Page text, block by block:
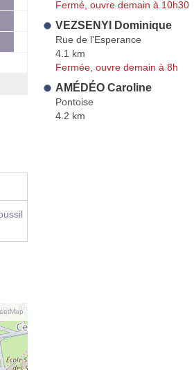
Fermé, ouvre demain à 10h30
VEZSENYI Dominique
Rue de l'Esperance
4.1 km
Fermée, ouvre demain à 8h
AMÉDÉO Caroline
Pontoise
4.2 km